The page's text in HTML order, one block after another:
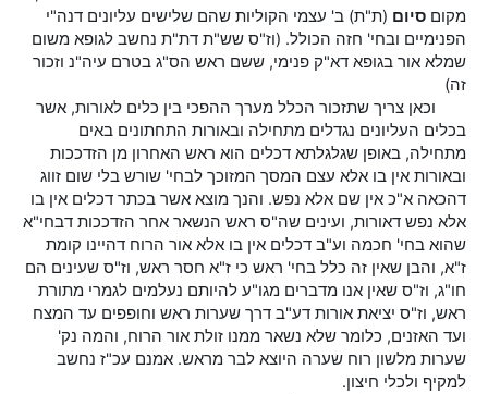
מקום סיום (ת"ת) ב' עצמי הקוליות שהם שלישים עליונים דנה"י
הפנימיים ובחי' חזה הכולל. (וז"ס שש"ת דת"ת נחשב לגופא משום
שמלא אור בגופא דא"ק פנימי, ששם ראש הס"ג בטרם עיה"נ וזכור
זה)
וכאן צריך שתזכור הכלל מערך ההפכי בין כלים לאורות, אשר
בכלים העליונים נגדלים מתחילה ובאורות התחתונים באים
מתחילה, באופן שגלגלתא דכלים הוא ראש האחרון מן הזדככות
ובאורות אין בו אלא עצם המסך המזוכך לבחי' שורש בלי שום זווג
דהכאה א"כ אין שם אלא נפש. והנך מוצא אשר בכתר דכלים אין בו
אלא נפש דאורות, ועינים שה"ס ראש הנשאר אחר הזדככות דבחי"א
שהוא בחי' חכמה וע"ב דכלים אין בו אלא אור הרוח דהיינו קומת
ז"א, והבן שאין זה כלל בחי' ראש כי ז"א חסר ראש, וז"ס שעינים הם
חו"ג, וז"ס שאין אנו מדברים מגו"ע להיותם נעלמים לגמרי מתורת
ראש, וז"ס יציאת אורות דע"ב דרך שערות ראש וחופפים עד המצח
ועד האזנים, כלומר שלא נשאר ממנו זולת אור הרוח, והמה נק'
שערות מלשון רוח שערה היוצא לבר מראש. אמנם עכ"ז נחשב
למקיף ולכלי חיצון.